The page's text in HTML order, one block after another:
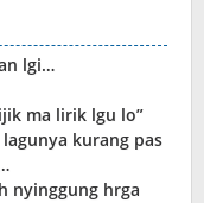
lgi…
ma lirik lgu lo”
kurang pas
nyinggung hrga